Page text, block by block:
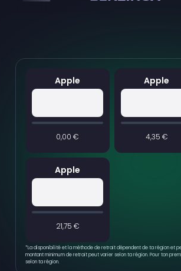
Apple
0,00 €
Apple
4,35 €
Apple
21,75 €
*La disponibilité et la méthode de retrait dépendent de ta région et
montant minimum de retrait peut varier selon ta région. Pour ton
selon ta région.